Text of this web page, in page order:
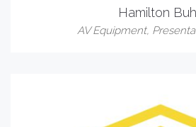
Hamilton Buhl
AV Equipment,